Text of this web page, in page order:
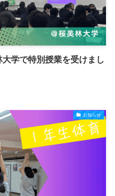
大学で特別授業を受けまし
お知らせ